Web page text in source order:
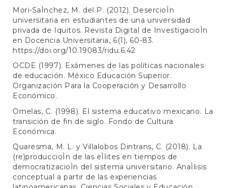
Mori-SaÌnchez, M. del P. (2012). DesercioÌn
universitaria en estudiantes de una universidad
privada de Iquitos. Revista Digital de InvestigacioÌn
en Docencia Universitaria, 6(1), 60-83.
https://doi.org/10.19083/ridu.6.42
OCDE (1997). Exámenes de las políticas nacionales
de educación. México Educación Superior.
Organización Para la Cooperación y Desarrollo
Económico.
Ornelas, C. (1998). El sistema educativo mexicano. La
transición de fin de siglo. Fondo de Cultura
Económica.
Quaresma, M. L. y Villalobos Dintrans, C. (2018). La
(re)produccioÌn de las eÌlites en tiempos de
democratizacioÌn del sistema universitario. AnaÌlisis
conceptual a partir de las experiencias